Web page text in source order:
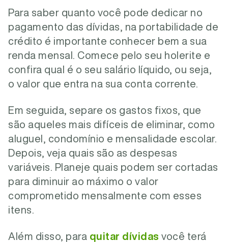
Para saber quanto você pode dedicar no
pagamento das dívidas, na portabilidade de
crédito é importante conhecer bem a sua
renda mensal. Comece pelo seu holerite e
confira qual é o seu salário líquido, ou seja,
o valor que entra na sua conta corrente.
Em seguida, separe os gastos fixos, que
são aqueles mais difíceis de eliminar, como
aluguel, condomínio e mensalidade escolar.
Depois, veja quais são as despesas
variáveis. Planeje quais podem ser cortadas
para diminuir ao máximo o valor
comprometido mensalmente com esses
itens.
Além disso, para quitar dívidas você terá